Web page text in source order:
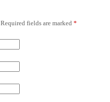
Required fields are marked *